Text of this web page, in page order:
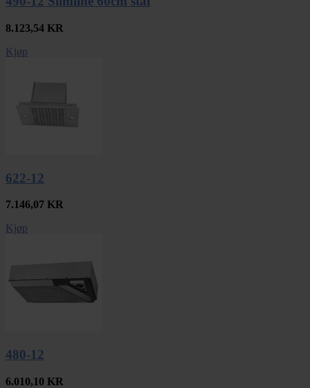
8.123,54 KR
Kjøp
622-12
7.146,07 KR
Kjøp
480-12
6.010,10 KR